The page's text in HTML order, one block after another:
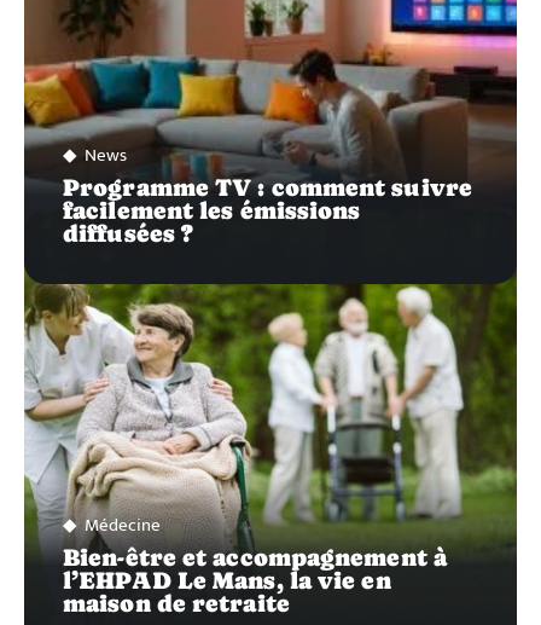
News
Programme TV : comment suivre
facilement les émissions
diffusées ?
Médecine
Bien-être et accompagnement à
l’EHPAD Le Mans, la vie en
maison de retraite